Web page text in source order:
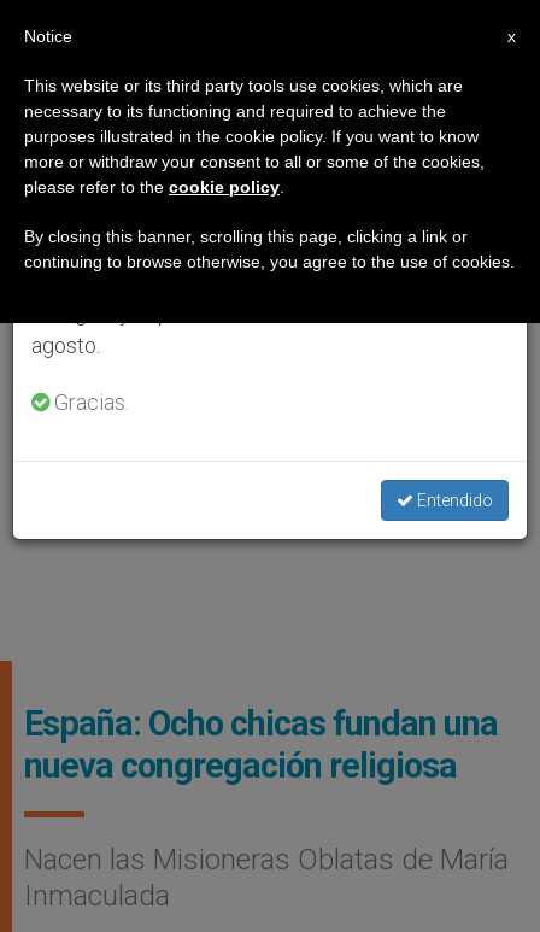
España: Ocho chicas fundan una
nueva congregación religiosa
Nacen las Misioneras Oblatas de María
Inmaculada
×
Aviso importante
Del 27 de julio al 7 de agosto haremos la pausa
anual, aprovechando que en el periodo de verano
se generan menos informaciones y también el
agosto.
Gracias.
Entendido
x
Notice
This website or its third party tools use cookies, which are
necessary to its functioning and required to achieve the
purposes illustrated in the cookie policy. If you want to know
more or withdraw your consent to all or some of the cookies,
please refer to the cookie policy
By closing this banner, scrolling this page, clicking a link or
continuing to browse otherwise, you agree to the use of cookies.